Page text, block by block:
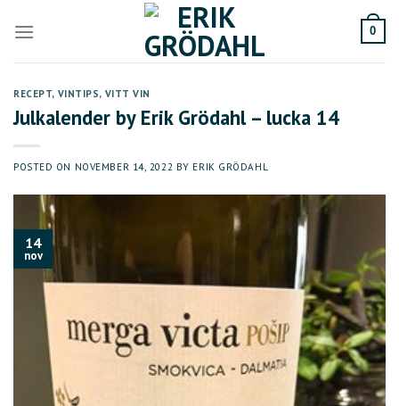
0
RECEPT, VINTIPS, VITT VIN
Julkalender by Erik Grödahl – lucka 14
POSTED ON NOVEMBER 14, 2022 BY ERIK GRÖDAHL
14
nov